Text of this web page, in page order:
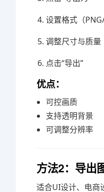
设置格式（PNG/
调整尺寸与质量
点击“导出”
优点：
可控画质
支持透明背景
可调整分辨率
方法2：导出
适合UI设计、电商